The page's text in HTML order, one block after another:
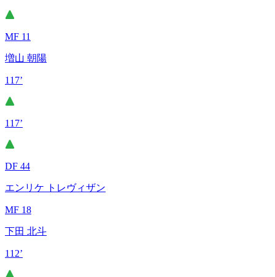
MF 11
増山 朝陽
117’
117’
DF 44
エンリケ トレヴィザン
MF 18
下田 北斗
112’